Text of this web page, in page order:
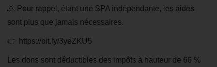
🙏 Pour rappel, étant une SPA indépendante, les aides
sont plus que jamais nécessaires.
👉 https://bit.ly/3yeZKU5
Les dons sont déductibles des impôts à hauteur de 66 %